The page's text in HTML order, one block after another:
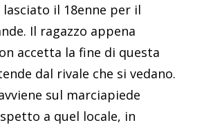
lasciato il 18enne per il
Il ragazzo appena
accetta la fine di questa
dal rivale che si vedano.
sul marciapiede
a quel locale, in